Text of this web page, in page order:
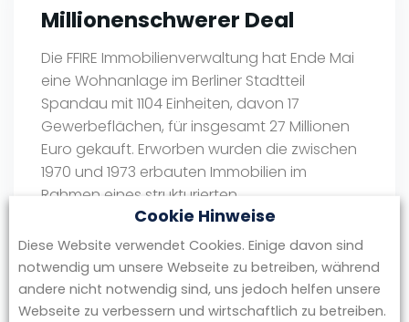
Millionenschwerer Deal
Die FFIRE Immobilienverwaltung hat Ende Mai
eine Wohnanlage im Berliner Stadtteil
Spandau mit 1104 Einheiten, davon 17
Gewerbeflächen, für insgesamt 27 Millionen
Euro gekauft. Erworben wurden die zwischen
1970 und 1973 erbauten Immobilien im
Rahmen eines strukturierten
Verkaufsprozesses. Geplant, gesteuert und
abgewickelt wurde das gesamte
Verkaufsverfahren mit geschlossenen
Datenräumen innerhalb von lediglich vier
Monaten durch …
Cookie Hinweise
Diese Website verwendet Cookies. Einige davon sind
notwendig um unsere Webseite zu betreiben, während
andere nicht notwendig sind, uns jedoch helfen unsere
Webseite zu verbessern und wirtschaftlich zu betreiben.